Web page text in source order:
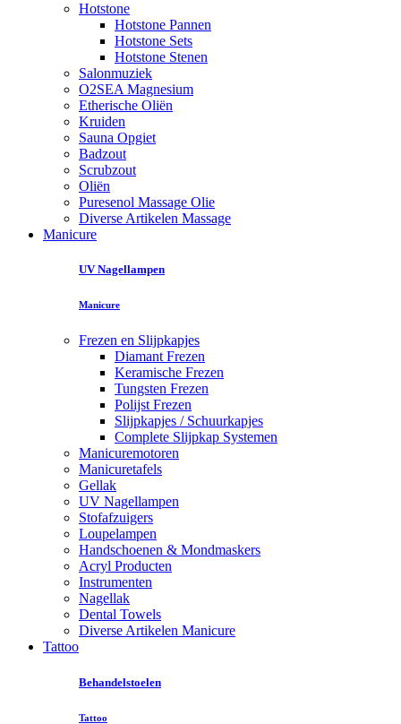
Hotstone
Hotstone Pannen
Hotstone Sets
Hotstone Stenen
Salonmuziek
O2SEA Magnesium
Etherische Oliën
Kruiden
Sauna Opgiet
Badzout
Scrubzout
Oliën
Puresenol Massage Olie
Diverse Artikelen Massage
Manicure
UV Nagellampen
Manicure
Frezen en Slijpkapjes
Diamant Frezen
Keramische Frezen
Tungsten Frezen
Polijst Frezen
Slijpkapjes / Schuurkapjes
Complete Slijpkap Systemen
Manicuremotoren
Manicuretafels
Gellak
UV Nagellampen
Stofafzuigers
Loupelampen
Handschoenen & Mondmaskers
Acryl Producten
Instrumenten
Nagellak
Dental Towels
Diverse Artikelen Manicure
Tattoo
Behandelstoelen
Tattoo